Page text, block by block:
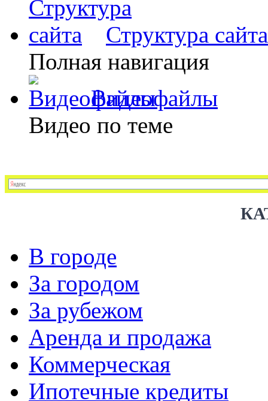
Структура сайта
Полная навигация
Видеофайлы
Видео по теме
В городе
За городом
За рубежом
Аренда и продажа
Коммерческая
Ипотечные кредиты